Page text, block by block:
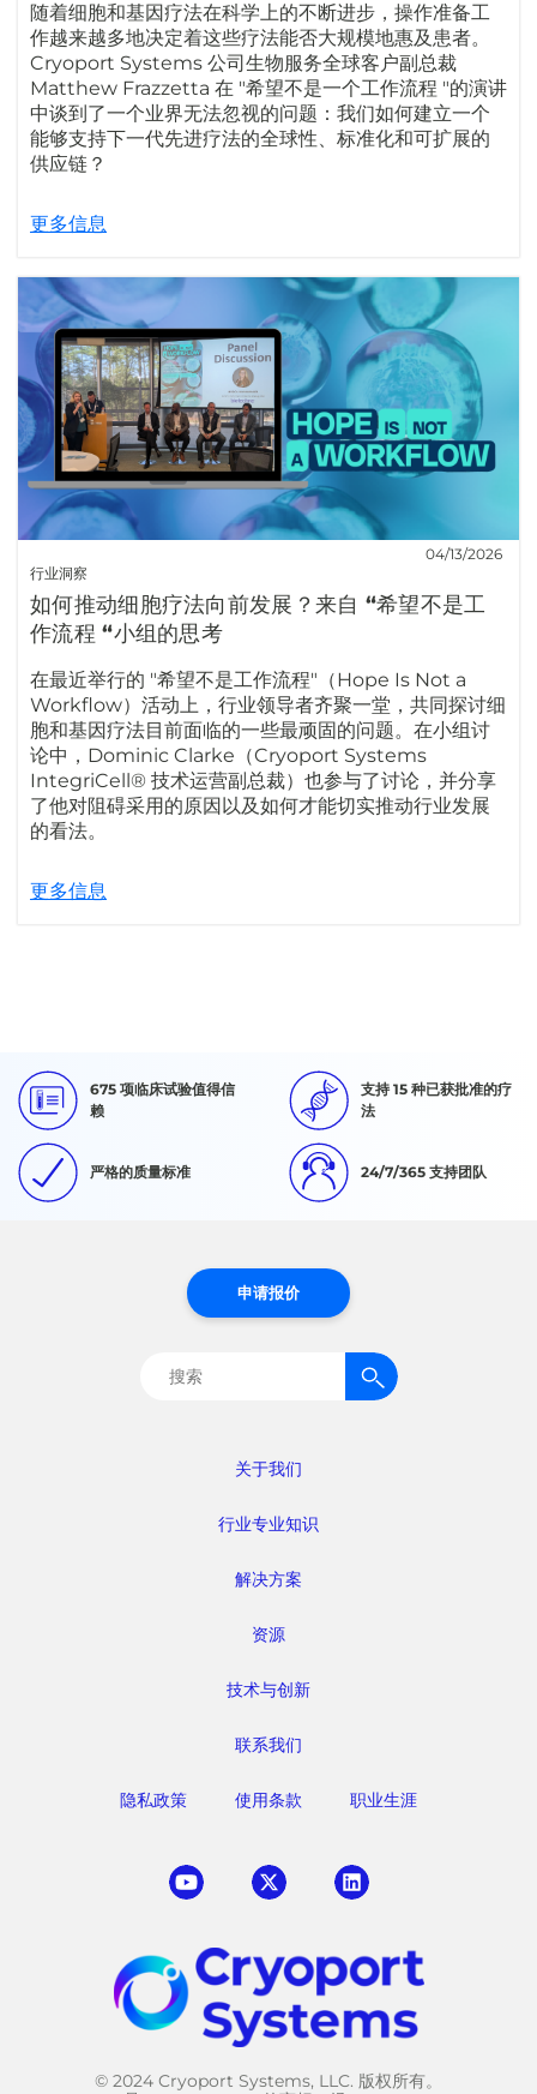
随着细胞和基因疗法在科学上的不断进步，操作准备工
作越来越多地决定着这些疗法能否大规模地惠及患者。
Cryoport Systems 公司生物服务全球客户副总裁
Matthew Frazzetta 在 "希望不是一个工作流程 "的演讲
中谈到了一个业界无法忽视的问题：我们如何建立一个
能够支持下一代先进疗法的全球性、标准化和可扩展的
供应链？
更多信息
行业洞察
04/13/2026
如何推动细胞疗法向前发展？来自 “希望不是工
作流程 “小组的思考
在最近举行的 "希望不是工作流程"（Hope Is Not a
Workflow）活动上，行业领导者齐聚一堂，共同探讨细
胞和基因疗法目前面临的一些最顽固的问题。在小组讨
论中，Dominic Clarke（Cryoport Systems
IntegriCell® 技术运营副总裁）也参与了讨论，并分享
了他对阻碍采用的原因以及如何才能切实推动行业发展
的看法。
更多信息
675 项临床试验值得信
赖
支持 15 种已获批准的疗
法
严格的质量标准 24/7/365 支持团队
关于我们
行业专业知识
解决方案
资源
技术与创新
联系我们
隐私政策 使用条款 职业生涯
申请报价
搜
© 2024 Cryoport Systems, LLC. 版权所有。